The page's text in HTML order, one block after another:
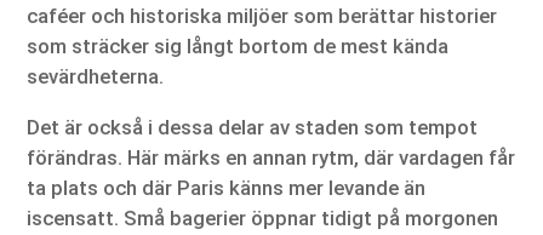
caféer och historiska miljöer som berättar historier
som sträcker sig långt bortom de mest kända
sevärdheterna.
Det är också i dessa delar av staden som tempot
förändras. Här märks en annan rytm, där vardagen får
ta plats och där Paris känns mer levande än
iscensatt. Små bagerier öppnar tidigt på morgonen